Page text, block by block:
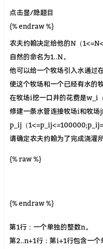
点击显/隐题目
{% endraw %}
农夫约翰决定给他的N（
自然的命名为1..N。
他可以给一个牧场引入水通过
使这个牧场和一个已经有水的
在牧场i挖一口井的花费是w_i
修建一条水管连接牧场i和牧场
p_ij（
请确定农夫约翰为了完成浇灌
{% raw %}
{% endraw %}
第1行：一个单独的整数n。
第2..n+1行：第i+1行包含一个